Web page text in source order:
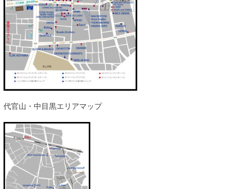
代官山・中目黒エリアマップ